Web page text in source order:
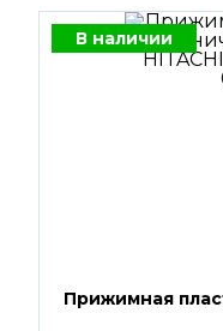
В наличии
Прижимная